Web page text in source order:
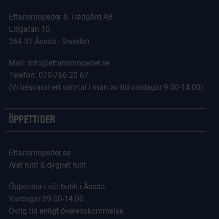
Ettansmopeder & Trädgård AB
Lillgatan 10
364 31 Åseda - Sweden
Mail: info@ettansmopeder.se
Telefon: 070-766 20 67
(Vi besvarar ert samtal i mån av tid vardagar 9.00-14.00)
Öppettider
Ettansmopeder.se
Året runt & dygnet runt
Öppetider i vår butik i Åseda
Vardagar 09.00-14.00
Övrig tid enligt överenskommelse.